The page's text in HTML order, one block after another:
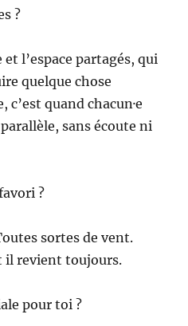
?
l’espace partagés, qui
quelque chose
c’est quand chacun·e
sans écoute ni
?
sortes de vent.
il revient toujours.
pour toi ?